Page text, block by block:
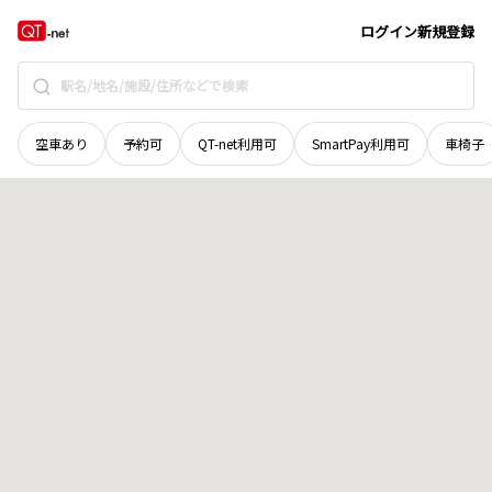
ログイン新規登録
空車あり 予約可 QT-net利用可 SmartPay利用可 車椅子
和歌山県